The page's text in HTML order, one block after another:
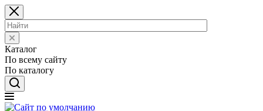
Каталог
По всему сайту
По каталогу